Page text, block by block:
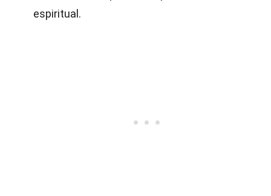
espiritual.